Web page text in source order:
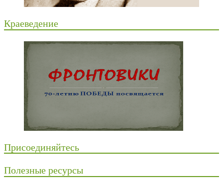
Краеведение
Присоединяйтесь
Полезные ресурсы